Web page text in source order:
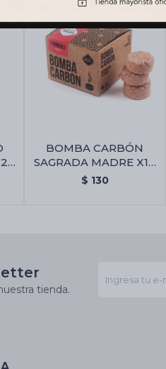
BOMBA CARBÓN
SAGRADA MADRE X12
- 7 Poderes
$ 130
tienda.